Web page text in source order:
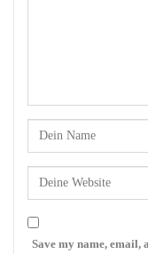
Save my name, email,